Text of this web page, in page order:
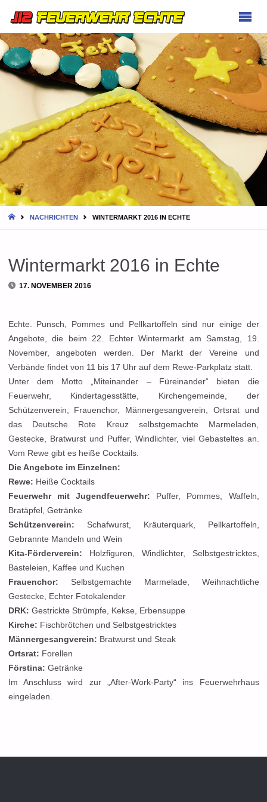
HOMENACHRICHTEN WINTERMARKT 2016 IN ECHTE
Wintermarkt 2016 in Echte
17. NOVEMBER 2016
Echte. Punsch, Pommes und Pellkartoffeln sind nur einige der
Angebote, die beim 22. Echter Wintermarkt am Samstag, 19.
November, angeboten werden. Der Markt der Vereine und
Verbände findet von 11 bis 17 Uhr auf dem Rewe-Parkplatz statt.
Unter dem Motto „Miteinander – Füreinander“ bieten die
Feuerwehr, Kindertagesstätte, Kirchengemeinde, der
Schützenverein, Frauenchor, Männergesangverein, Ortsrat und
das Deutsche Rote Kreuz selbstgemachte Marmeladen,
Gestecke, Bratwurst und Puffer, Windlichter, viel Gebasteltes an.
Vom Rewe gibt es heiße Cocktails.
Die Angebote im Einzelnen:
Rewe: Heiße Cocktails
Feuerwehr mit Jugendfeuerwehr:
Puffer, Pommes, Waffeln,
Bratäpfel, Getränke
Schützenverein: Schafwurst, Kräuterquark, Pellkartoffeln,
Gebrannte Mandeln und Wein
Kita-Förderverein: Holzfiguren, Windlichter, Selbstgestricktes,
Basteleien, Kaffee und Kuchen
Frauenchor: Selbstgemachte Marmelade, Weihnachtliche
Gestecke, Echter Fotokalender
DRK: Gestrickte Strümpfe, Kekse, Erbensuppe
Kirche: Fischbrötchen und Selbstgestricktes
Männergesangverein: Bratwurst und Steak
Ortsrat: Forellen
Förstina: Getränke
Im Anschluss wird zur „After-Work-Party“ ins Feuerwehrhaus
eingeladen.